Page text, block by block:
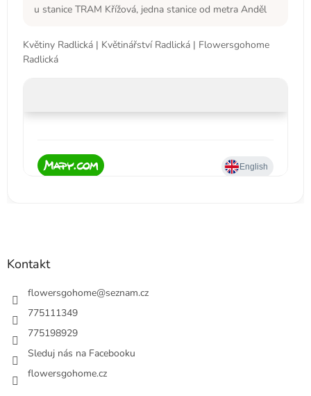
u stanice TRAM Křížová, jedna stanice od metra Anděl
Květiny Radlická | Květinářství Radlická | Flowersgohome
Radlická
Kontakt
flowersgohome@seznam.cz
775111349
775198929
Sleduj nás na Facebooku
flowersgohome.cz